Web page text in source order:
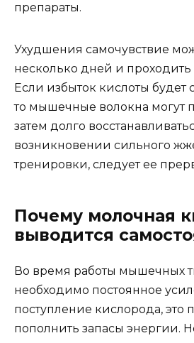
препараты.
Ухудшения самочувствие
несколько дней и проходить
Если избыток кислоты
то мышечные волокна могут
затем долго
возникновении сильного
тренировки, следует ее
Почему молочная
выводится
Во время работы мышечных
необходимо постоянное
поступление кислорода, это
пополнить запасы энергии.